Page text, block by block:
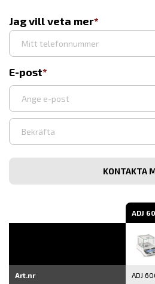
Jag vill veta mer
E-post
Ange
e-
Bekräfta
post
ADJ
Art.nr ADJ